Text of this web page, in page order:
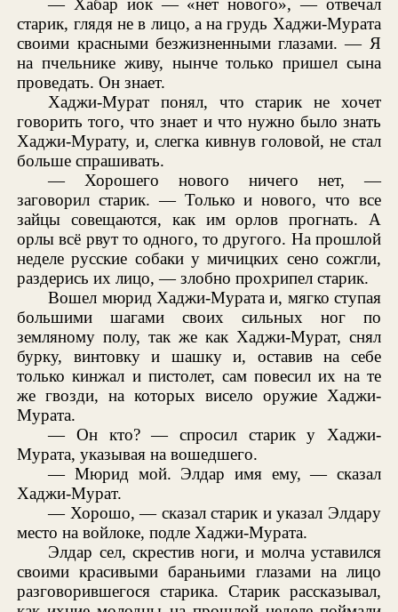
— Хабар иок — «нет нового», — отвечал
старик, глядя не в лицо, а на грудь Хаджи-Мурата
своими красными безжизненными глазами. — Я
на пчельнике живу, нынче только пришел сына
проведать. Он знает.
Хаджи-Мурат понял, что старик не хочет
говорить того, что знает и что нужно было знать
Хаджи-Мурату, и, слегка кивнув головой, не стал
больше спрашивать.
— Хорошего нового ничего нет, —
заговорил старик. — Только и нового, что все
зайцы совещаются, как им орлов прогнать. А
орлы всё рвут то одного, то другого. На прошлой
неделе русские собаки у мичицких сено сожгли,
раздерись их лицо, — злобно прохрипел старик.
Вошел мюрид Хаджи-Мурата и, мягко ступая
большими шагами своих сильных ног по
земляному полу, так же как Хаджи-Мурат, снял
бурку, винтовку и шашку и, оставив на себе
только кинжал и пистолет, сам повесил их на те
же гвозди, на которых висело оружие Хаджи-
Мурата.
— Он кто? — спросил старик у Хаджи-
Мурата, указывая на вошедшего.
— Мюрид мой. Элдар имя ему, — сказал
Хаджи-Мурат.
— Хорошо, — сказал старик и указал Элдару
место на войлоке, подле Хаджи-Мурата.
Элдар сел, скрестив ноги, и молча уставился
своими красивыми бараньими глазами на лицо
разговорившегося старика. Старик рассказывал,